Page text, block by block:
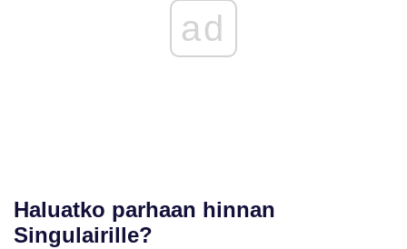
ad
Haluatko parhaan hinnan
Singulairille?